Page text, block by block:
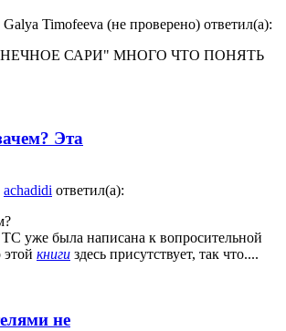
Timofeeva (не проверено) ответил(а):
САРИ" МНОГО ЧТО ПОНЯТЬ
Эта
achadidi ответил(а):
уже была написана к вопросительной
этой книги здесь присутствует, так что....
не